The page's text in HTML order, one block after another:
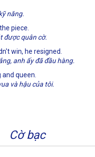
năng.
piece.
được quân cờ.
win, he resigned.
anh ấy đã đầu hàng.
queen.
và hậu của tôi.
Cờ bạc